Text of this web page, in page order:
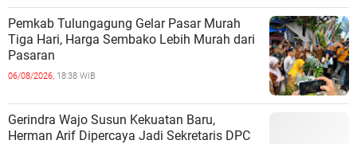
Pemkab Tulungagung Gelar Pasar Murah
Tiga Hari, Harga Sembako Lebih Murah dari
Pasaran
06/08/2026, 18:38 WIB
Gerindra Wajo Susun Kekuatan Baru,
Herman Arif Dipercaya Jadi Sekretaris DPC